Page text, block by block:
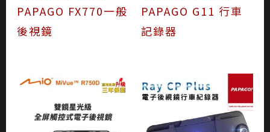
PAPAGO FX770一般
後視鏡
PAPAGO G11 行車
記錄器